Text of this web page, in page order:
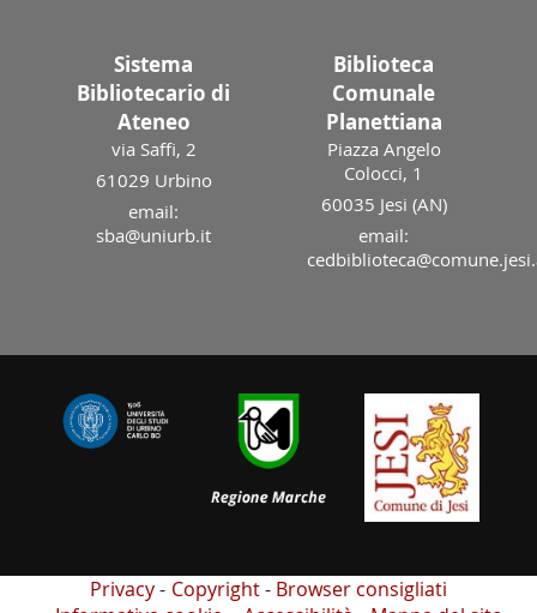
Sistema
Bibliotecario di
Ateneo
via Saffi, 2
61029 Urbino
email:
sba@uniurb.it
Biblioteca
Comunale
Planettiana
Piazza Angelo
Colocci, 1
60035 Jesi (AN)
email:
Privacy Copyright
Browser consigliati